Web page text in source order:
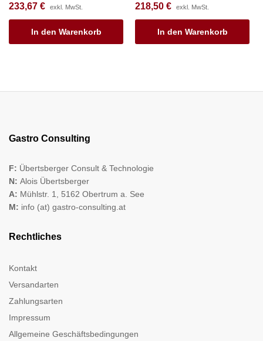
233,67 € exkl. MwSt.
In den Warenkorb
218,50 € exkl. MwSt.
In den Warenkorb
Gastro Consulting
F: Übertsberger Consult & Technologie
N: Alois Übertsberger
A: Mühlstr. 1, 5162 Obertrum a. See
M: info (at) gastro-consulting.at
Rechtliches
Kontakt
Versandarten
Zahlungsarten
Impressum
Allgemeine Geschäftsbedingungen